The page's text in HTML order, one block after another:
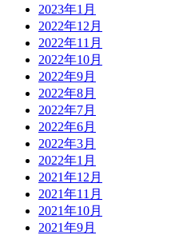
2023年1月
2022年12月
2022年11月
2022年10月
2022年9月
2022年8月
2022年7月
2022年6月
2022年3月
2022年1月
2021年12月
2021年11月
2021年10月
2021年9月